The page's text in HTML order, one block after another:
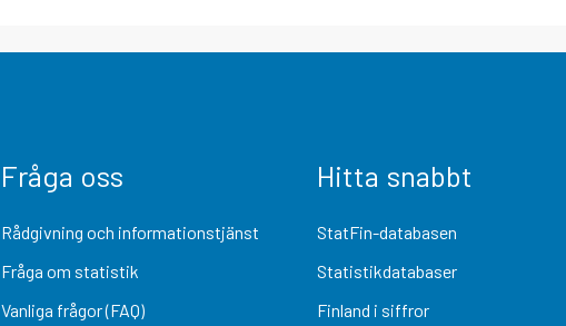
Fråga oss
Rådgivning och informationstjänst
Fråga om statistik
Vanliga frågor (FAQ)
Hitta snabbt
StatFin-databasen
Statistikdatabaser
Finland i siffror